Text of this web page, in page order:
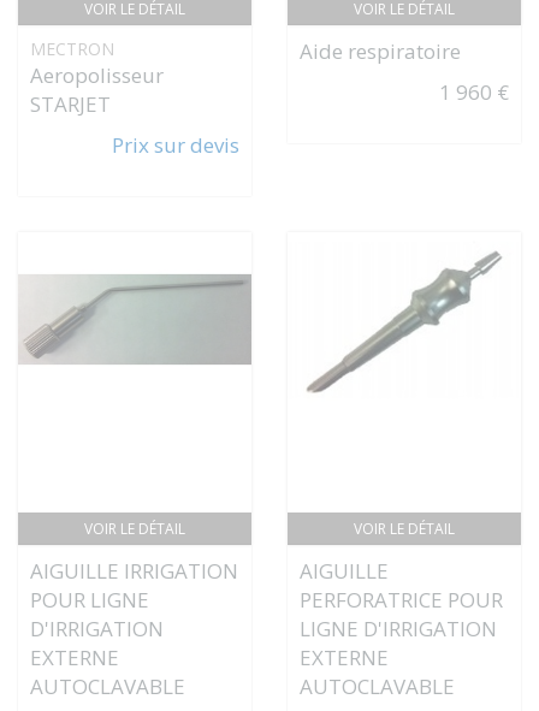
VOIR LE DÉTAIL
MECTRON
Aeropolisseur
STARJET
Prix sur devis
VOIR LE DÉTAIL
Aide respiratoire
1 960 €
VOIR LE DÉTAIL
AIGUILLE IRRIGATION
POUR LIGNE
D'IRRIGATION
EXTERNE
AUTOCLAVABLE
VOIR LE DÉTAIL
AIGUILLE
PERFORATRICE POUR
LIGNE D'IRRIGATION
EXTERNE
AUTOCLAVABLE